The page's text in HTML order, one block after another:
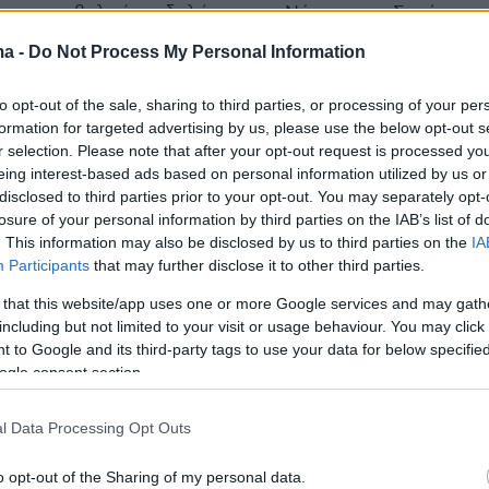
- Do Not Process My Personal Information
opt-out of the sale, sharing to third parties, or processing of your
for targeted advertising by us, please use the below opt-out
selection. Please note that after your opt-out request is processed
interest-based ads based on personal information utilized by us
to third parties prior to your opt-out. You may separately
of your personal information by third parties on the IAB’s list of
This information may also be disclosed by us to third parties on the
Participants that may further disclose it to other third parties.
that this website/app uses one or more Google services and may
but not limited to your visit or usage behaviour. You may
to Google and its third-party tags to use your data for below
consent section.
Data Processing Opt Outs
opt-out of the Sharing of my personal data.
οι καρναβαλικές εκδηλώσεις στη Νάουσα , το Σοχό
τέθηκε ο δήμαρχος Νάουσας
καταδίκη για παράβαση
κάθε νόμιμη ενέργεια για την αποκατάσταση της
ο Νίκος Κουτσογιάννης – Κάνει λόγο για
πραξικοπηματικού χαρακτήρα απόφαση»
7
ευρώ στη Νάουσα
3